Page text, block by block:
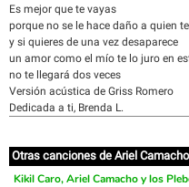
Es mejor que te vayas
porque no se le hace daño a quien
y si quieres de una vez desaparece
un amor como el mío te lo juro en
no te llegará dos veces
Versión acústica de Griss Romero
Dedicada a ti, Brenda L.
Otras canciones de Ariel
Kikil Caro, Ariel Camacho y los